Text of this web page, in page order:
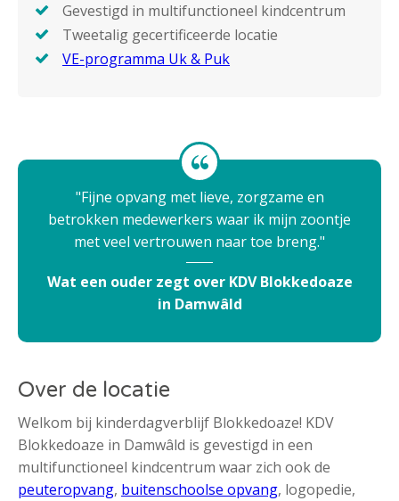
Gevestigd in multifunctioneel kindcentrum
Tweetalig gecertificeerde locatie
VE-programma Uk & Puk
Fijne opvang met lieve, zorgzame en
betrokken medewerkers waar ik mijn zoontje
met veel vertrouwen naar toe breng.
Wat een ouder zegt over KDV Blokkedoaze
in Damwâld
Over de locatie
Welkom bij kinderdagverblijf Blokkedoaze! KDV
Blokkedoaze in Damwâld is gevestigd in een
multifunctioneel kindcentrum waar zich ook de
peuteropvang, buitenschoolse opvang, logopedie,